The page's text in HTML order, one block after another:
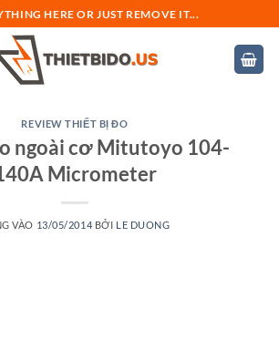
HERE OR JUST REMOVE IT...
REVIEW THIẾT BỊ ĐO
ngoài cơ Mitutoyo 104-
Micrometer
VÀO 13/05/2014 BỞI LE DUONG